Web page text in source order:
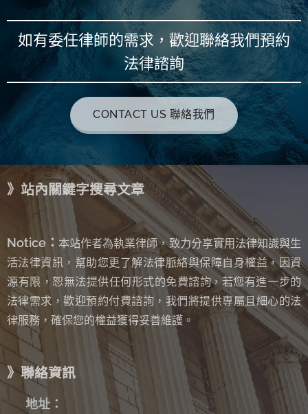
如有委任律師的需求，歡迎聯絡我們預約
法律諮詢
CONTACT US 聯絡我們
》站內關鍵字搜尋文章
Notice： 本站作者為執業律師，致力分享實用法律知識與生
活法律資訊，幫助您更了解法律脈絡與保障自身權益，因資
源有限，恕無法提供任何形式的免費諮詢， 若您有進一步的
法律需求，歡迎預約付費諮詢，我們將提供專屬且細心的法
律服務，確保您的權益獲得妥善維護。
》聯絡資訊
地址：